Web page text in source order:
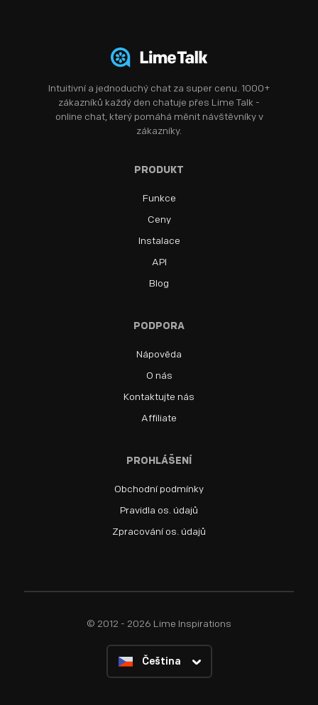
Intuitivní a jednoduchý chat za super cenu. 1000+
zákazníků každý den chatuje přes Lime Talk -
online chat, který pomáhá měnit návštěvníky v
zákazníky.
PRODUKT
Funkce
Ceny
Instalace
API
Blog
PODPORA
Nápověda
O nás
Kontaktujte nás
Affiliate
PROHLÁŠENÍ
Obchodní podmínky
Pravidla os. údajů
Zpracování os. údajů
© 2012 - 2026 Lime Inspirations
Čeština